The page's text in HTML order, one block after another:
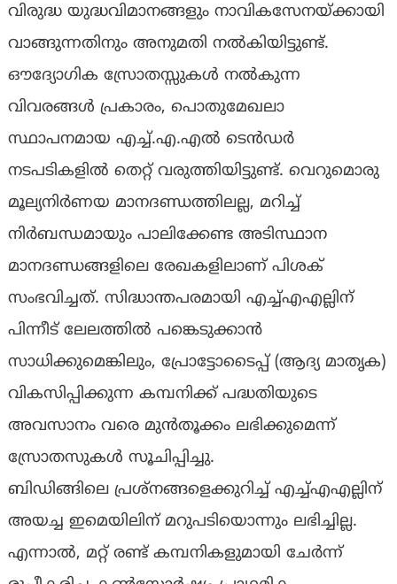
വിരുദ്ധ യുദ്ധവിമാനങ്ങളും നാവികസേനയ്ക്കായി
വാങ്ങുന്നതിനും അനുമതി നൽകിയിട്ടുണ്ട്.
ഔദ്യോഗിക സ്രോതസ്സുകൾ നൽകുന്ന
വിവരങ്ങൾ പ്രകാരം, പൊതുമേഖലാ
സ്ഥാപനമായ എച്ച്.എ.എൽ ടെൻഡർ
നടപടികളിൽ തെറ്റ് വരുത്തിയിട്ടുണ്ട്. വെറുമൊരു
മൂല്യനിർണയ മാനദണ്ഡത്തിലല്ല, മറിച്ച്
നിർബന്ധമായും പാലിക്കേണ്ട അടിസ്ഥാന
മാനദണ്ഡങ്ങളിലെ രേഖകളിലാണ് പിശക്
സംഭവിച്ചത്. സിദ്ധാന്തപരമായി എച്ച്എഎല്ലിന്
പിന്നീട് ലേലത്തിൽ പങ്കെടുക്കാൻ
സാധിക്കുമെങ്കിലും, പ്രോട്ടോടൈപ്പ് (ആദ്യ മാതൃക)
വികസിപ്പിക്കുന്ന കമ്പനിക്ക് പദ്ധതിയുടെ
അവസാനം വരെ മുൻതൂക്കം ലഭിക്കുമെന്ന്
സ്രോതസുകൾ സൂചിപ്പിച്ചു.
ബിഡിങ്ങിലെ പ്രശ്നങ്ങളെക്കുറിച്ച് എച്ച്എഎല്ലിന്
അയച്ച ഇമെയിലിന് മറുപടിയൊന്നും ലഭിച്ചില്ല.
എന്നാൽ, മറ്റ് രണ്ട് കമ്പനികളുമായി ചേർന്ന്